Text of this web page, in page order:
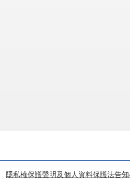
隱私權保護聲明及個人資料保護法告